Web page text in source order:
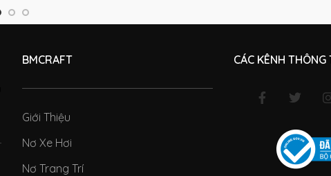
BMCRAFT
Giới Thiệu
Nơ Xe Hơi
Nơ Trang Trí
CÁC KÊNH THÔNG